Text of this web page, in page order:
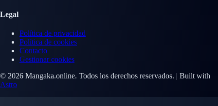
Legal
Política de privacidad
Política de cookies
Contacto
Gestionar cookies
© 2026 Mangaka.online. Todos los derechos reservados. | Built with
Astro